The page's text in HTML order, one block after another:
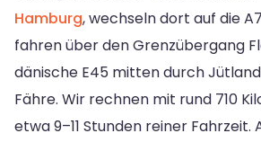
Hamburg, wechseln dort auf die
fahren über den Grenzübergang
dänische E45 mitten durch
Fähre. Wir rechnen mit rund 710
etwa 9–11 Stunden reiner Fahrzeit.